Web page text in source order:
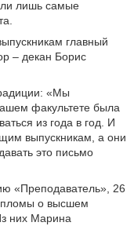
лишь самые
главный
– декан Борис
«Мы
факультете была
из года в год. И
выпускникам, а они
это письмо
«Преподаватель», 26
о высшем
них Марина